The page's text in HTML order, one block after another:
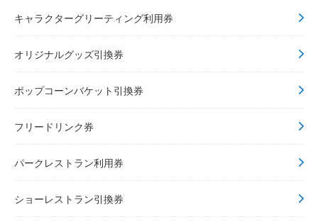
キャラクターグリーティング利用券
オリジナルグッズ引換券
ポップコーンバケット引換券
フリードリンク券
パークレストラン利用券
ショーレストラン引換券